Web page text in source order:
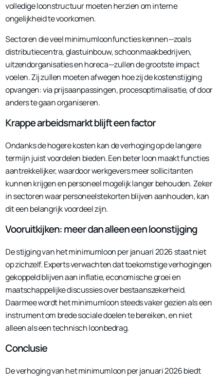
volledige loonstructuur moeten herzien om interne
ongelijkheid te voorkomen.
Sectoren die veel minimumloonfuncties kennen—zoals
distributiecentra, glastuinbouw, schoonmaakbedrijven,
uitzendorganisaties en horeca—zullen de grootste impact
voelen. Zij zullen moeten afwegen hoe zij de kostenstijging
opvangen: via prijsaanpassingen, procesoptimalisatie, of door
anders te gaan organiseren.
Krappe arbeidsmarkt blijft een factor
Ondanks de hogere kosten kan de verhoging op de langere
termijn juist voordelen bieden. Een beter loon maakt functies
aantrekkelijker, waardoor werkgevers meer sollicitanten
kunnen krijgen en personeel mogelijk langer behouden. Zeker
in sectoren waar personeelstekorten blijven aanhouden, kan
dit een belangrijk voordeel zijn.
Vooruitkijken: meer dan alleen een loonstijging
De stijging van het minimumloon per januari 2026 staat niet
op zichzelf. Experts verwachten dat toekomstige verhogingen
gekoppeld blijven aan inflatie, economische groei en
maatschappelijke discussies over bestaanszekerheid.
Daarmee wordt het minimumloon steeds vaker gezien als een
instrument om brede sociale doelen te bereiken, en niet
alleen als een technisch loonbedrag.
Conclusie
De verhoging van het minimumloon per januari 2026 biedt